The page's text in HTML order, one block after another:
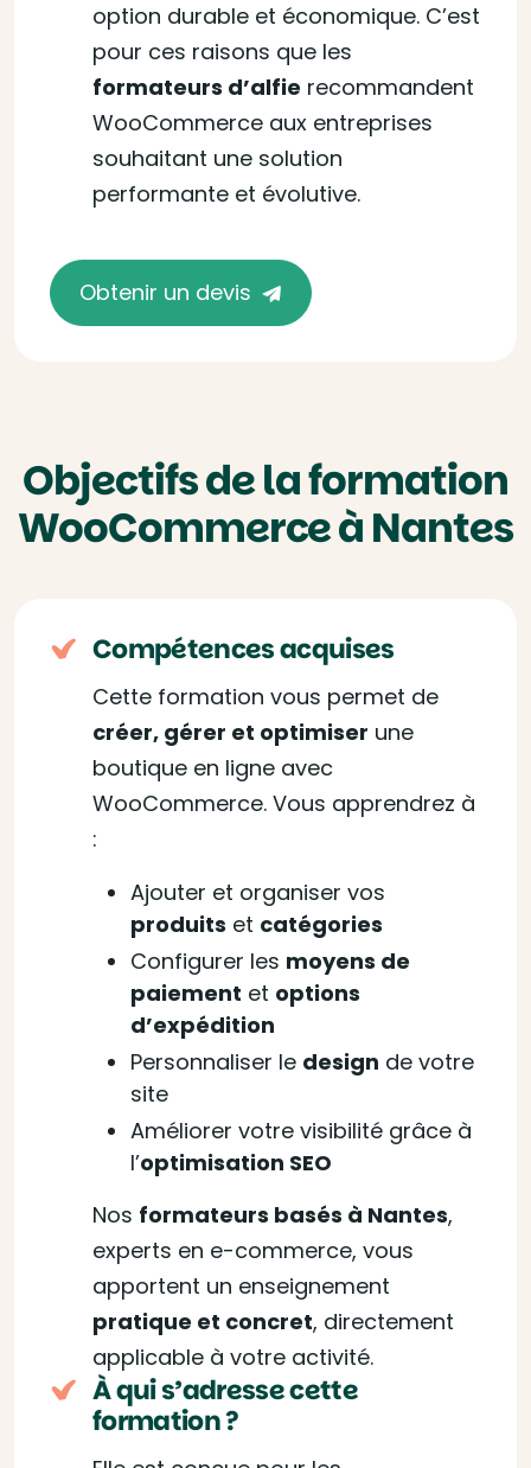
option durable et économique. C’est
pour ces raisons que les
formateurs d’alfie recommandent
WooCommerce aux entreprises
souhaitant une solution
performante et évolutive.
Obtenir un devis
Objectifs de la formation
WooCommerce à Nantes
Compétences acquises
Cette formation vous permet de
créer, gérer et optimiser une
boutique en ligne avec
WooCommerce. Vous apprendrez à
:
Ajouter et organiser vos
produits et catégories
Configurer les moyens de
paiement et options
d’expédition
Personnaliser le design de votre
site
Améliorer votre visibilité grâce à
l’optimisation SEO
Nos formateurs basés à Nantes,
experts en e-commerce, vous
apportent un enseignement
pratique et concret, directement
applicable à votre activité.
À qui s’adresse cette
formation ?